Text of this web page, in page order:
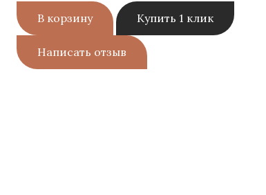
В корзину Купить 1 клик
Написать отзыв